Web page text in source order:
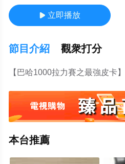
 立即播放
節目介紹 觀衆打分
【巴哈1000拉力賽之最強皮卡】
本台推薦